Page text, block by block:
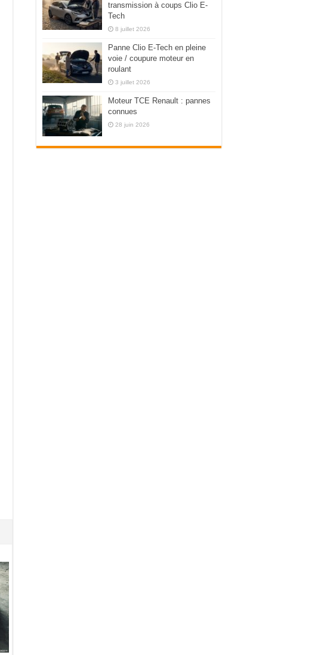
transmission à coups Clio E-
Tech
8 juillet 2026
Panne Clio E-Tech en pleine
voie / coupure moteur en
roulant
3 juillet 2026
Moteur TCE Renault : pannes
connues
28 juin 2026